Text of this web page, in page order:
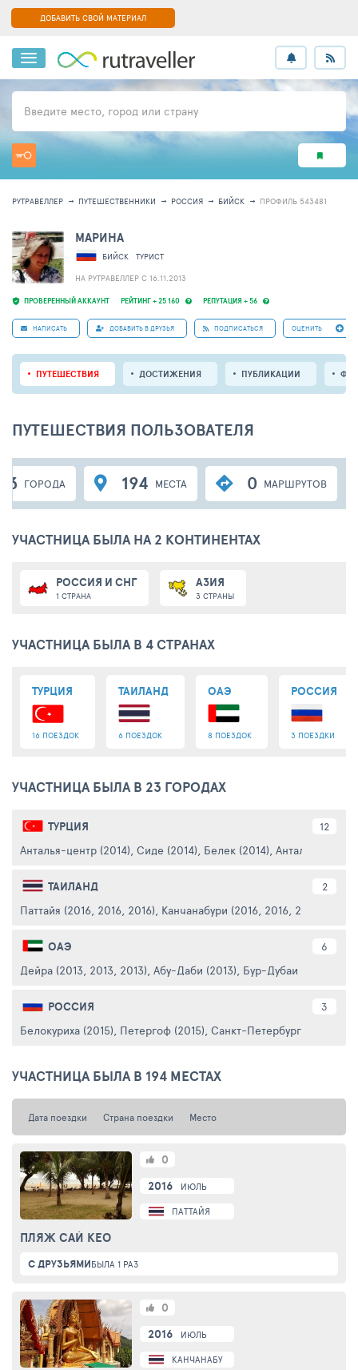
ДОБАВИТЬ СВОЙ МАТЕРИАЛ
Введите место, город или страну
РУТРАВЕЛЛЕР ПУТЕШЕСТВЕННИКИ РОССИЯ БИЙСК ПРОФИЛЬ 543481
ПРОВЕРЕННЫЙ АККАУНТ РЕЙТИНГ + 25 160 РЕПУТАЦИЯ + 56
МАРИНА
БИЙСК
ТУРИСТ
НА РУТРАВЕЛЛЕР C 16.11.2013
НАПИСАТЬ ДОБАВИТЬ В ДРУЗЬЯ ПОДПИСАТЬСЯ ОЦЕНИТЬ
ПУТЕШЕСТВИЯ ДОСТИЖЕНИЯ ПУБЛИКАЦИИ
ПУТЕШЕСТВИЯ ПОЛЬЗОВАТЕЛЯ
ГОРОДА 194 МЕСТА 0 МАРШРУТОВ
УЧАСТНИЦА БЫЛА НА 2 КОНТИНЕНТАХ
РОССИЯ И СНГ
1 СТРАНА
АЗИЯ
3 СТРАНЫ
УЧАСТНИЦА БЫЛА В 4 СТРАНАХ
ТУРЦИЯ
16 ПОЕЗДОК
ТАИЛАНД
6 ПОЕЗДОК
ОАЭ
8 ПОЕЗДОК
РОССИЯ
3 ПОЕЗДКИ
УЧАСТНИЦА БЫЛА В 23 ГОРОДАХ
ТУРЦИЯ 12
Анталья-центр (2014), Сиде (2014), Белек (2014), Анталия (2014)
ТАИЛАНД 2
Паттайя (2016, 2016, 2016), Канчанабури (2016, 2016, 2016)
ОАЭ 6
Дейра (2013, 2013, 2013), Абу-Даби (2013), Бур-Дубаи (2013)
РОССИЯ 3
Белокуриха (2015), Петергоф (2015), Санкт-Петербург (1991)
УЧАСТНИЦА БЫЛА В 194 МЕСТАХ
Дата поездки Страна поездки Место
2016 ИЮЛЬ
ПАТТАЙЯ
ПЛЯЖ САЙ КЕО
0
С ДРУЗЬЯМИБЫЛА 1 РАЗ
2016 ИЮЛЬ
КАНЧАНАБУРИ
0